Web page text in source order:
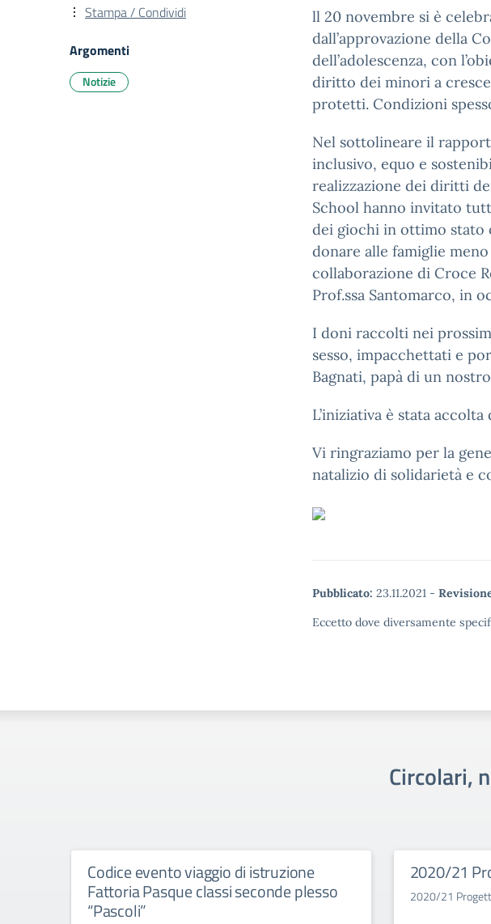
ll 20 novembre si è
dall’approvazione della
dell’adolescenza, con
diritto dei minori a
protetti. Condizioni
Nel sottolineare il
inclusivo, equo e
realizzazione dei diritti
School hanno invitato
dei giochi in ottimo stato
donare alle famiglie
collaborazione di Croce
Prof.ssa Santomarco, in
I doni raccolti nei
sesso, impacchettati e
Bagnati, papà di un
L’iniziativa è stata
Vi ringraziamo per la
natalizio di solidarietà e
Pubblicato: 23.11.2021 -
Eccetto dove diversamente
Stampa / Condividi
Argomenti
Notizie
Circolari,
Codice evento viaggio di istruzione
Fattoria Pasque classi seconde plesso
“Pascoli”
2020/21
2020/21